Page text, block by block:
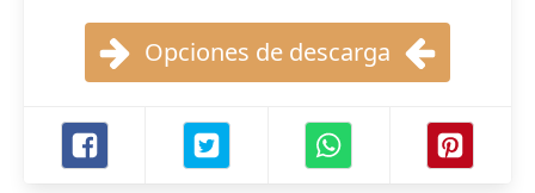
Opciones de descarga